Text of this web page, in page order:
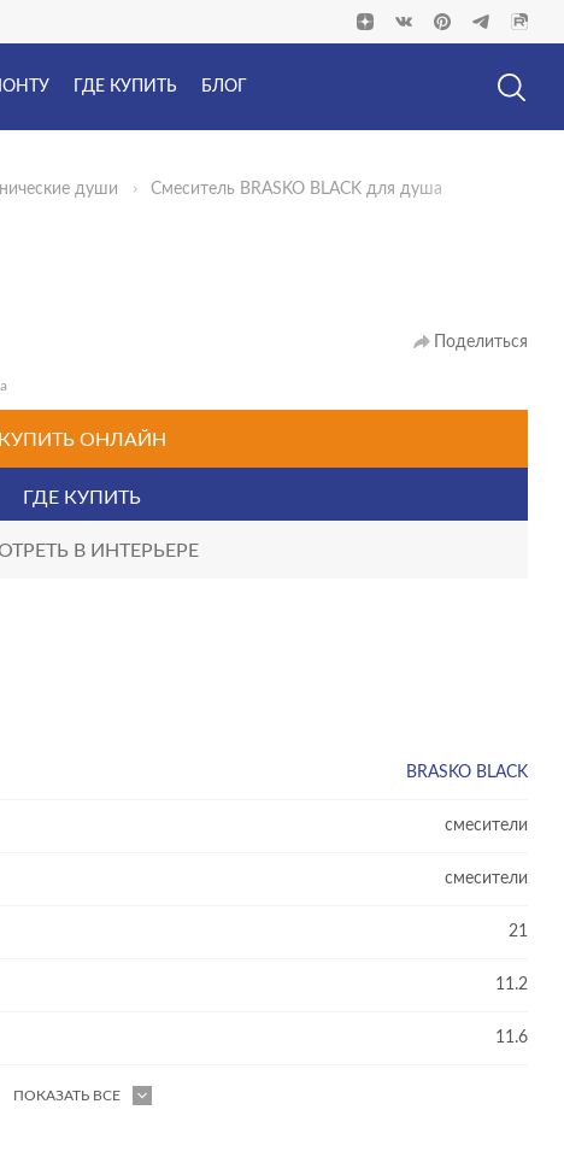
ГДЕ КУПИТЬ БЛОГ
души Смеситель BRASKO BLACK для душа
BRASKO BLACK
смесители
смесители
21
11.2
11.6
ПОКАЗАТЬ ВСЕ
Поделиться
КУПИТЬ ОНЛАЙН
ГДЕ КУПИТЬ
В ИНТЕРЬЕРЕ